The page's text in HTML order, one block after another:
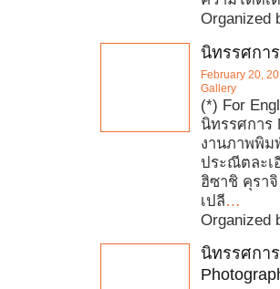
Organized
นิทรรศกา
February 20,
Gallery
(*) For
นิทรรศการ
งานภาพพิม
ประณีตละ
ฮิซาชิ คุรา
เปลี…
Organized
นิทรรศกา